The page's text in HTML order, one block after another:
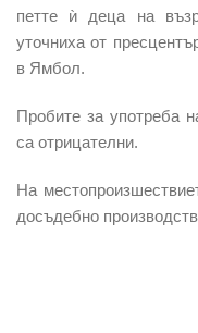
петте ѝ деца на
уточниха от
в Ямбол.
Пробите за употреба
са отрицателни.
На
досъдебно